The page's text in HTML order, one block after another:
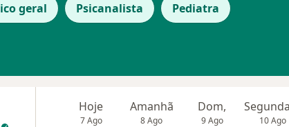
geral Psicanalista Pediatra
Hoje
7 Ago
Amanhã
8 Ago
Dom,
9 Ago 10 Ago